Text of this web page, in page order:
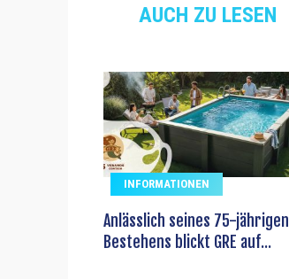
AUCH ZU LESEN
INFORMATIONEN
Anlässlich seines 75-jährigen
Bestehens blickt GRE auf...